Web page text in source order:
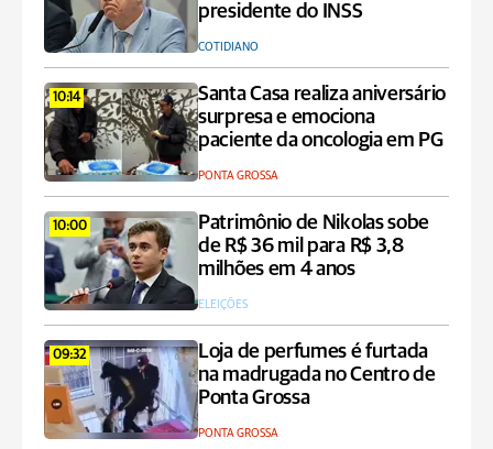
presidente do INSS
COTIDIANO
10:14
Santa Casa realiza aniversário
surpresa e emociona
paciente da oncologia em PG
PONTA GROSSA
10:00
Patrimônio de Nikolas sobe
de R$ 36 mil para R$ 3,8
milhões em 4 anos
ELEIÇÕES
09:32
Loja de perfumes é furtada
na madrugada no Centro de
Ponta Grossa
PONTA GROSSA